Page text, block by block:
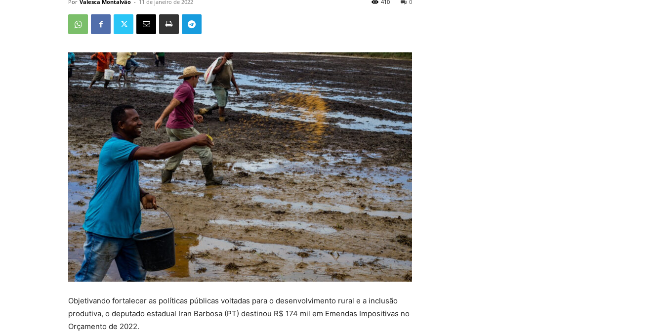
Por Valesca Montalvão - 11 de janeiro de 2022 0
410
Objetivando fortalecer as políticas públicas voltadas para o desenvolvimento rural e a inclusão
produtiva, o deputado estadual Iran Barbosa (PT) destinou R$ 174 mil em Emendas Impositivas no
Orçamento de 2022.